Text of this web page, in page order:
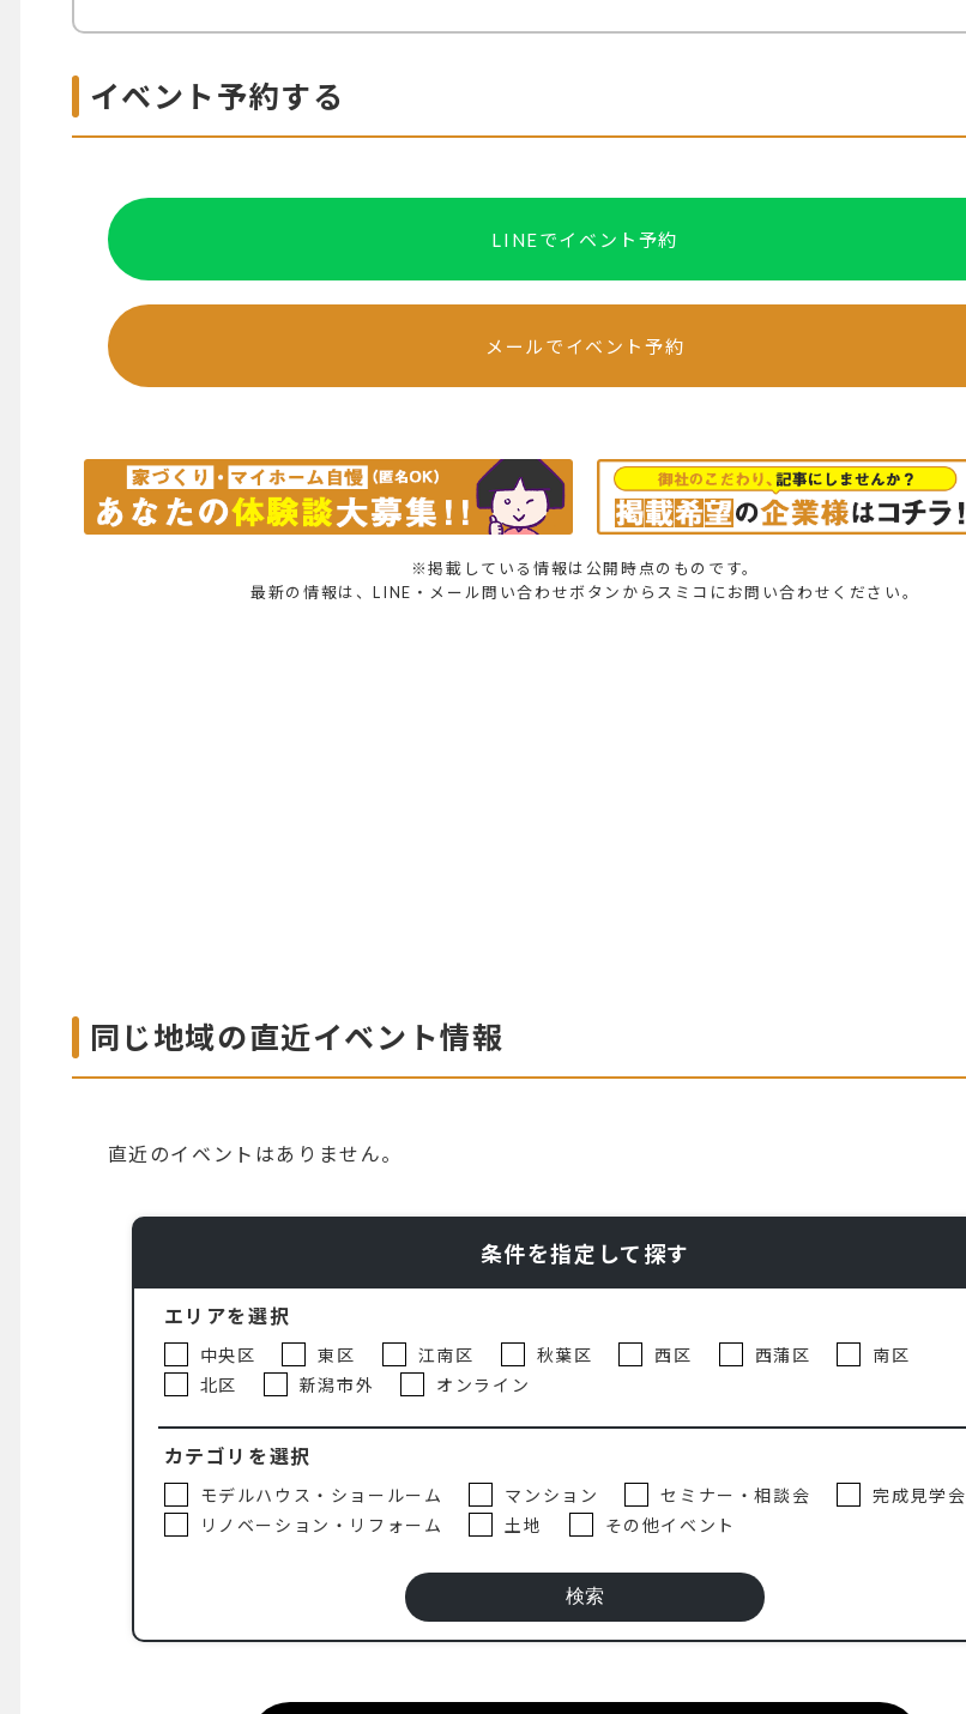
イベント予約する
LINEでイベント予約
メールでイベント予約
※掲載している情報は公開時点のものです。
最新の情報は、LINE・メール問い合わせボタンからスミコにお問い合わせください。
同じ地域の直近イベント情報
直近のイベントはありません。
条件を指定して探す
エリアを選択
中央区 東区 江南区 秋葉区 西区 西蒲区
南区
北区
新潟市外 オンライン
カテゴリを選択
モデルハウス・ショールーム マンション セミナー・相談会
完成見学会
リノベーション・リフォーム
土地 その他イベント